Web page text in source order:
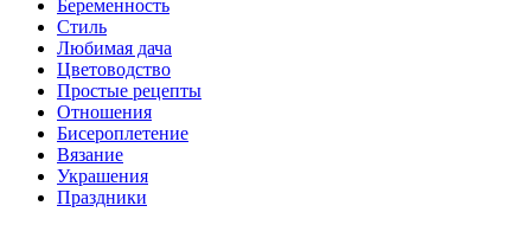
Беременность
Стиль
Любимая дача
Цветоводство
Простые рецепты
Отношения
Бисероплетение
Вязание
Украшения
Праздники